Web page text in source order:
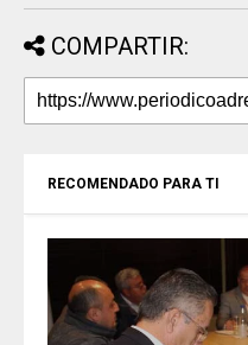
COMPARTIR:
RECOMENDADO PARA TI